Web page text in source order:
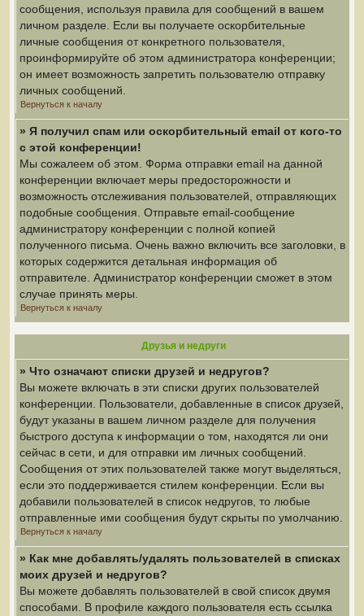
сообщения, используя правила для сообщений в вашем
личном разделе. Если вы получаете оскорбительные
личные сообщения от конкретного пользователя,
проинформируйте об этом администратора конференции;
он имеет возможность запретить пользователю отправку
личных сообщений.
Вернуться к началу
» Я получил спам или оскорбительный email от кого-то
с этой конференции!
Мы сожалеем об этом. Форма отправки email на данной
конференции включает меры предосторожности и
возможность отслеживания пользователей, отправляющих
подобные сообщения. Отправьте email-сообщение
администратору конференции с полной копией
полученного письма. Очень важно включить все заголовки, в
которых содержится детальная информация об
отправителе. Администратор конференции сможет в этом
случае принять меры.
Вернуться к началу
Друзья и недруги
» Что означают списки друзей и недругов?
Вы можете включать в эти списки других пользователей
конференции. Пользователи, добавленные в список друзей,
будут указаны в вашем личном разделе для получения
быстрого доступа к информации о том, находятся ли они
сейчас в сети, и для отправки им личных сообщений.
Сообщения от этих пользователей также могут выделяться,
если это поддерживается стилем конференции. Если вы
добавили пользователей в список недругов, то любые
отправленные ими сообщения будут скрыты по умолчанию.
Вернуться к началу
» Как мне добавлять/удалять пользователей в списках
моих друзей и недругов?
Вы можете добавлять пользователей в свой список двумя
способами. В профиле каждого пользователя есть ссылка